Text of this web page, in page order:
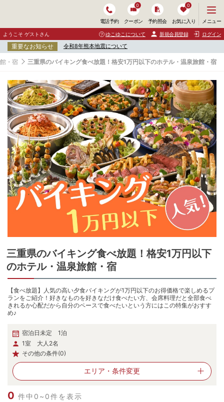
電話予約 クーポン
0
予約照会 お気に入り
0
ニ
ュ
ー
開
く
メニュー
ようこそ ゲストさん ゆこゆこについて 新規会員登録 ログイン
重要なお知らせ 令和8年熊本地震について
・宿 三重県のバイキング食べ放題！格安1万円以下のホテル・温泉旅館・宿
三
重
県
三重県のバイキング食べ放題！格安1万円以下
のホテル・温泉旅館・宿
【食べ放題】人気の高い夕食バイキングが1万円以下のお得価格で楽しめるプ
ランをご紹介！好きなものを好きなだけ食べたい方、会席料理だと全部食べ
きれるか心配だから自分のペースで食べたいという方にはこの特集がおすす
め♪
宿泊日未定 1泊
1室 大人2名
その他の条件(0)
エリア・ 条件変更
0 件中0~0件を表示